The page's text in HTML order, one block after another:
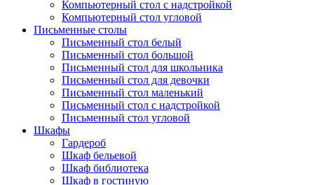
Компьютерный стол с надстройкой
Компьютерный стол угловой
Письменные столы
Письменный стол белый
Письменный стол большой
Письменный стол для школьника
Письменный стол для девочки
Письменный стол маленький
Письменный стол с надстройкой
Письменный стол угловой
Шкафы
Гардероб
Шкаф бельевой
Шкаф библиотека
Шкаф в гостиную